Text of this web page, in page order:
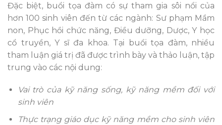
Đặc biệt, buổi tọa đàm có sự tham gia sôi nổi của
hơn 100 sinh viên đến từ các ngành: Sư phạm Mầm
non, Phục hồi chức năng, Điều dưỡng, Dược, Y học
cổ truyền, Y sĩ đa khoa. Tại buổi tọa đàm, nhiều
tham luận giá trị đã được trình bày và thảo luận, tập
trung vào các nội dung:
Vai trò của kỹ năng sống, kỹ năng mềm đối với
sinh viên
Thực trạng giáo dục kỹ năng mềm cho sinh viên